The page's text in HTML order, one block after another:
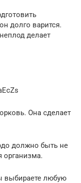
долго варится.
делает
Она сделает
должно быть не
выбираете любую